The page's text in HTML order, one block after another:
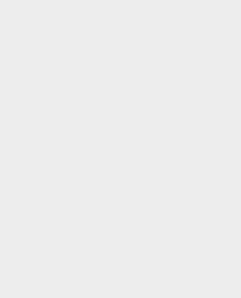
0 0 0 0 -a &> /dev/null
604800 604800 -a &> /dev/
f /root/ispconfig/isp/conf/
cp -fr /etc/postfix/
-fr /etc/postfix/local-host-